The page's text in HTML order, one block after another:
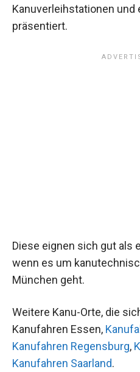
Kanuverleihstationen und
präsentiert.
Diese eignen sich gut als
wenn es um
München geht.
Weitere Kanu-Orte, die
Kanufahren Essen,
Kanufahren Regensburg,
Kanufahren Saarland.